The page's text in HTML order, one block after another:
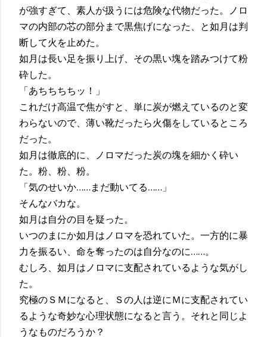
が強すぎて、素人が扱うには危険な代物だった。ノロ
マの内部の芯の部分まで黒焦げになった、と如月は判
断して火を止めた。
如月は長い足を振り上げ、その黒い塊を踏みつけて粉
砕した。
「あちちちちッ！」
これだけ高温で焦がすと、単に炭が燃えているのと変
わらないので、薄い靴だったら火傷をしているところ
だった。
如月は徹底的に、ノロマだった炭の塊を細かく砕い
た。粉、粉、粉。
「気のせいか……まだ動いてる……」
そんなバカな。
如月は自分の目を疑った。
いつのまにか如月はノロマを恐れていた。一方的に暴
力を振るい、命を奪ったのは自分なのに……。
むしろ、如月はノロマに支配されているような気がし
た。
究極のＳＭになると、Ｓの人は逆にＭに支配されてい
るような奇妙な心理状態になると言う。それと同じよ
うなものだろうか？